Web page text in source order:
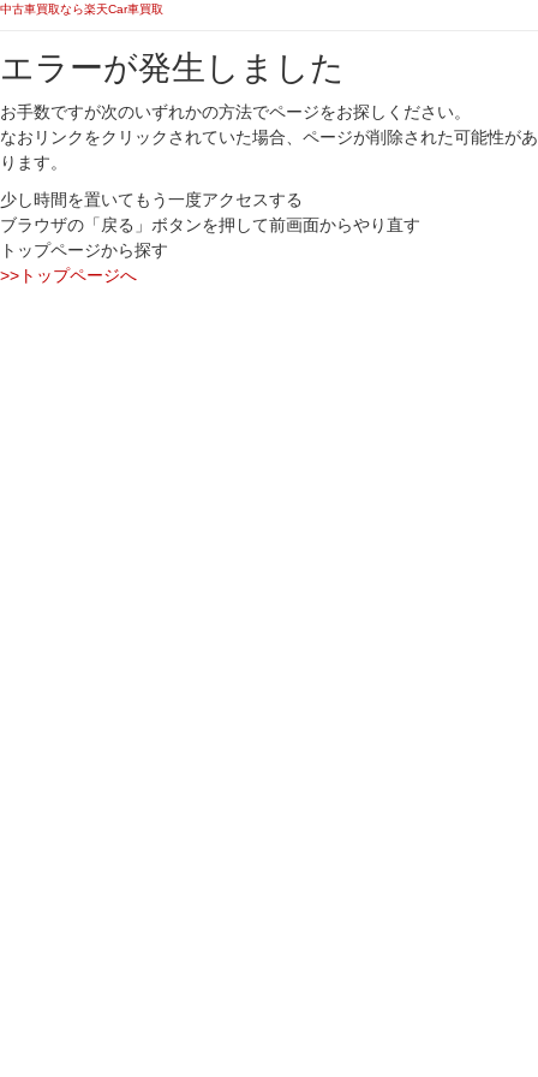
中古車買取なら楽天Car車買取
エラーが発生しました
お手数ですが次のいずれかの方法でページをお探しください。
なおリンクをクリックされていた場合、ページが削除された可能性があ
ります。
少し時間を置いてもう一度アクセスする
ブラウザの「戻る」ボタンを押して前画面からやり直す
トップページから探す
>>トップページへ